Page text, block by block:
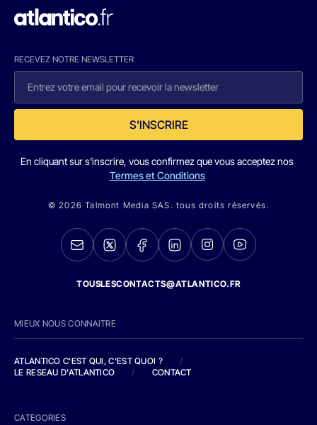
RECEVEZ NOTRE NEWSLETTER
S'INSCRIRE
En cliquant sur s'inscrire, vous confirmez que vous acceptez nos
Termes et Conditions
© 2026 Talmont Media SAS. tous droits réservés.
TOUSLESCONTACTS@ATLANTICO.FR
MIEUX NOUS CONNAITRE
ATLANTICO C'EST QUI, C'EST QUOI ?
/
LE RESEAU D'ATLANTICO
/ CONTACT
CATEGORIES